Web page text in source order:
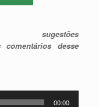
sugestões
desse
00:00